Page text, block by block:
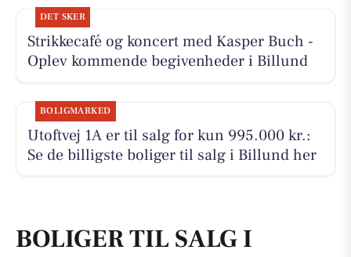
DET SKER
Strikkecafé og koncert med Kasper Buch -
Oplev kommende begivenheder i Billund
BOLIGMARKED
Utoftvej 1A er til salg for kun 995.000 kr.:
Se de billigste boliger til salg i Billund her
BOLIGER TIL SALG I